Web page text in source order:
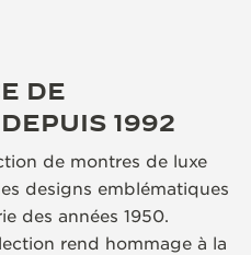
DE
1992
de montres de luxe
designs emblématiques
des années 1950.
rend hommage à la